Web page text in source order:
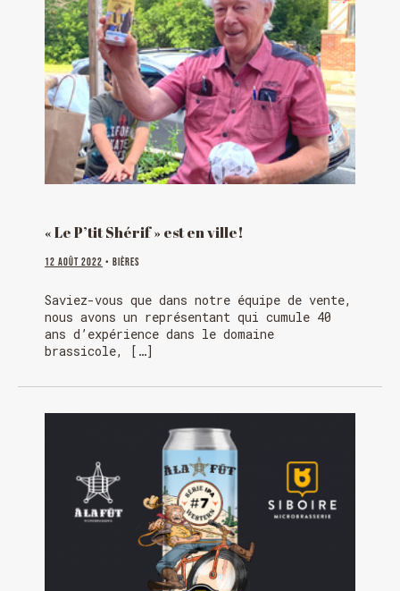
« Le P’tit Shérif » est en ville!
12 août 2022 • Bières
Saviez-vous que dans notre équipe de vente,
nous avons un représentant qui cumule 40
ans d’expérience dans le domaine
brassicole, […]